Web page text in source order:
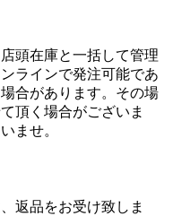
頭在庫と一括して管理
ラインで発注可能であ
合があります。その場
頂く場合がございま
ませ。
返品をお受け致しま